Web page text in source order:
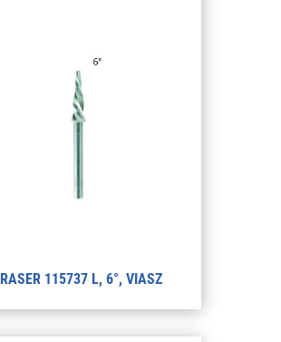
115737 L, 6°, VIASZ